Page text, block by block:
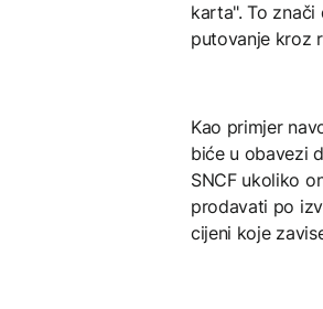
karta". To
putovanje kroz
Kao primjer
biće u obavezi
SNCF ukoliko
prodavati po
cijeni koje